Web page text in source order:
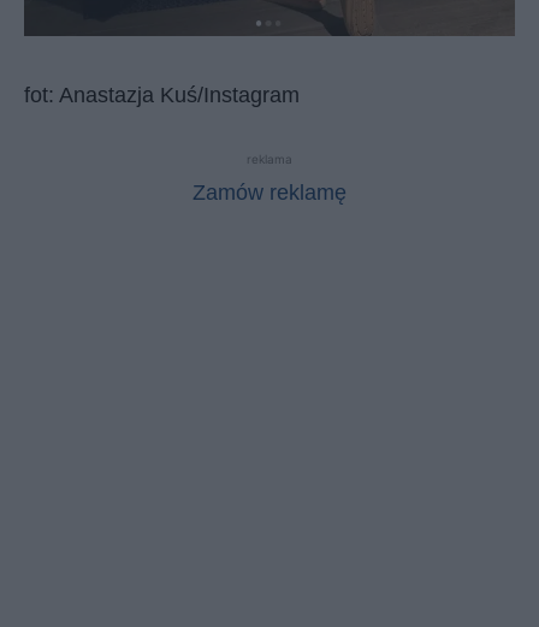
fot: Anastazja Kuś/Instagram
reklama
Zamów reklamę